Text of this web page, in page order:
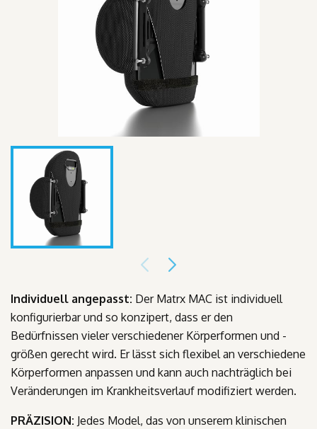
Individuell angepasst: Der Matrx MAC ist individuell
konfigurierbar und so konzipert, dass er den
Bedürfnissen vieler verschiedener Körperformen und -
größen gerecht wird. Er lässt sich flexibel an verschiedene
Körperformen anpassen und kann auch nachträglich bei
Veränderungen im Krankheitsverlauf modifiziert werden.
PRÄZISION: Jedes Model, das von unserem klinischen